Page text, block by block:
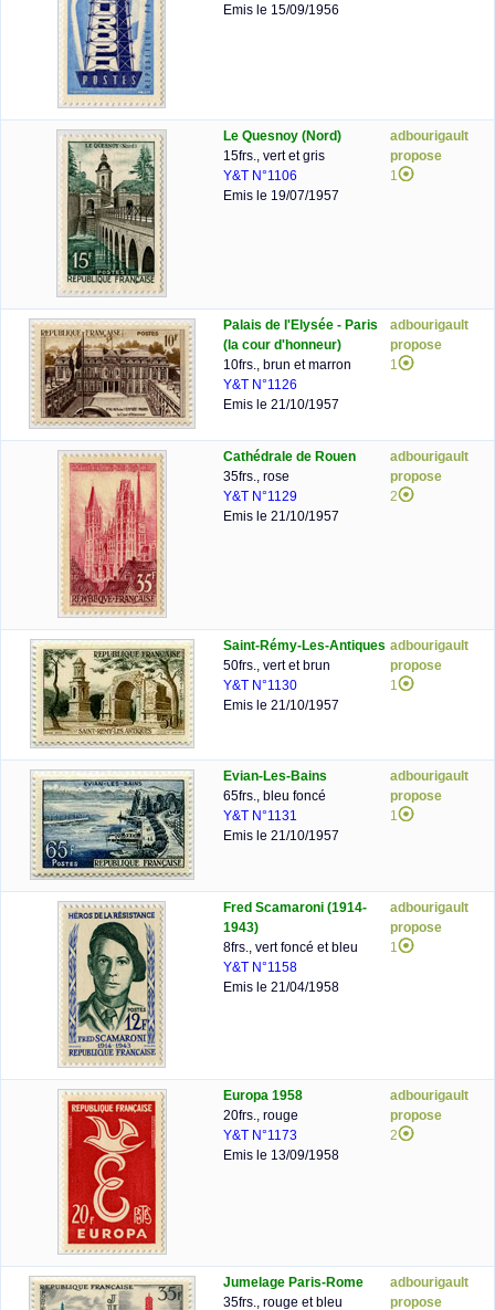
Emis le 15/09/1956
Le Quesnoy (Nord)
15frs., vert et gris
Y&T N°1106
Emis le 19/07/1957
adbourigault
propose
1
Palais de l'Elysée - Paris
(la cour d'honneur)
10frs., brun et marron
Y&T N°1126
Emis le 21/10/1957
adbourigault
propose
1
Cathédrale de Rouen
35frs., rose
Y&T N°1129
Emis le 21/10/1957
adbourigault
propose
2
Saint-Rémy-Les-Antiques
50frs., vert et brun
Y&T N°1130
Emis le 21/10/1957
adbourigault
propose
1
Evian-Les-Bains
65frs., bleu foncé
Y&T N°1131
Emis le 21/10/1957
adbourigault
propose
1
Fred Scamaroni (1914-
1943)
8frs., vert foncé et bleu
Y&T N°1158
Emis le 21/04/1958
adbourigault
propose
1
Europa 1958
20frs., rouge
Y&T N°1173
Emis le 13/09/1958
adbourigault
propose
2
Jumelage Paris-Rome
35frs., rouge et bleu
adbourigault
propose